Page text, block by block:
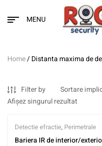
MENU
Home/ Distanta maxima de
Filter by
Afișez singurul rezultat
Detectie efractie, Perimetrale
Bariera IR de interior/